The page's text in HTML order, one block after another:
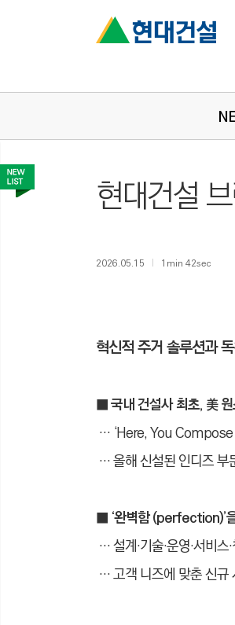
현대건설
2026.05.15 1min 42sec
혁신적 주거 솔루션과
■ 국내 건설사 최초, 美
… ‘Here, You Compose
… 올해 신설된 인디즈
■ ‘완벽함 (perfection)’
… 설계·기술·운영·서비스·
…고객 니즈에 맞춘 신